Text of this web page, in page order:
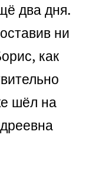
два дня.
ни
как
шёл на